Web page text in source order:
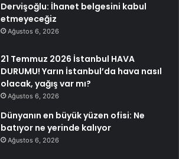
Dervişoğlu: İhanet belgesini kabul
etmeyeceğiz
Ağustos 6, 2026
21 Temmuz 2026 İstanbul HAVA
DURUMU! Yarın İstanbul’da hava nasıl
olacak, yağış var mı?
Ağustos 6, 2026
Dünyanın en büyük yüzen ofisi: Ne
batıyor ne yerinde kalıyor
Ağustos 6, 2026